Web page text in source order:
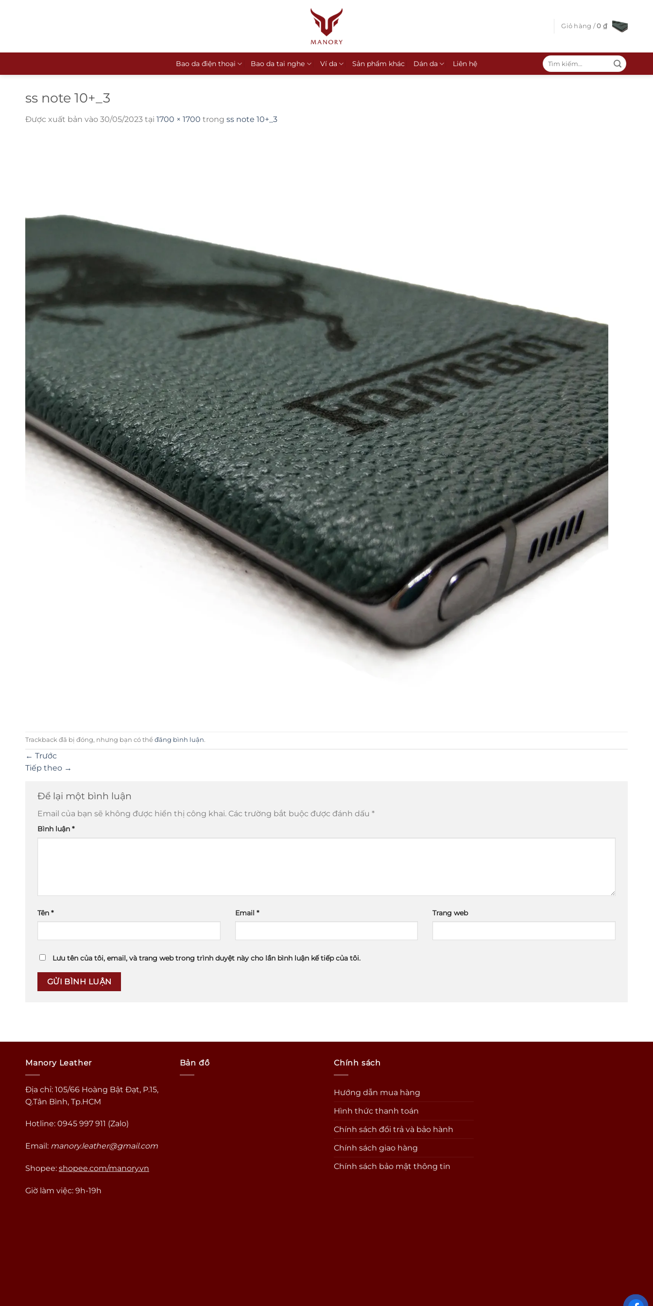
Giỏ hàng /0 ₫
Bao da điện thoại Bao da tai nghe Ví da Sản phẩm khác Dán da Liên hệ
Tìm
kiếm:
ss note 10+_3
Được xuất bản vào 30/05/2023 tại 1700 × 1700 trong ss note 10+_3
Trackback đã bị đóng, nhưng bạn có thể đăng bình luận.
← Trước
Tiếp theo →
Để lại một bình luận
Email của bạn sẽ không được hiển thị công khai. Các trường bắt buộc được đánh dấu *
Bình luận *
Tên * Email * Trang web
Lưu tên của tôi, email, và trang web trong trình duyệt này cho lần bình luận kế tiếp của tôi.
Manory Leather
Địa chỉ: 105/66 Hoàng Bật Đạt, P.15,
Q.Tân Bình, Tp.HCM
Hotline: 0945 997 911 (Zalo)
Email: manory.leather@gmail.com
Shopee: shopee.com/manory.vn
Giờ làm việc: 9h-19h
Bản đồ Chính sách
Hướng dẫn mua hàng
Hình thức thanh toán
Chính sách đổi trả và bảo hành
Chính sách giao hàng
Chính sách bảo mật thông tin